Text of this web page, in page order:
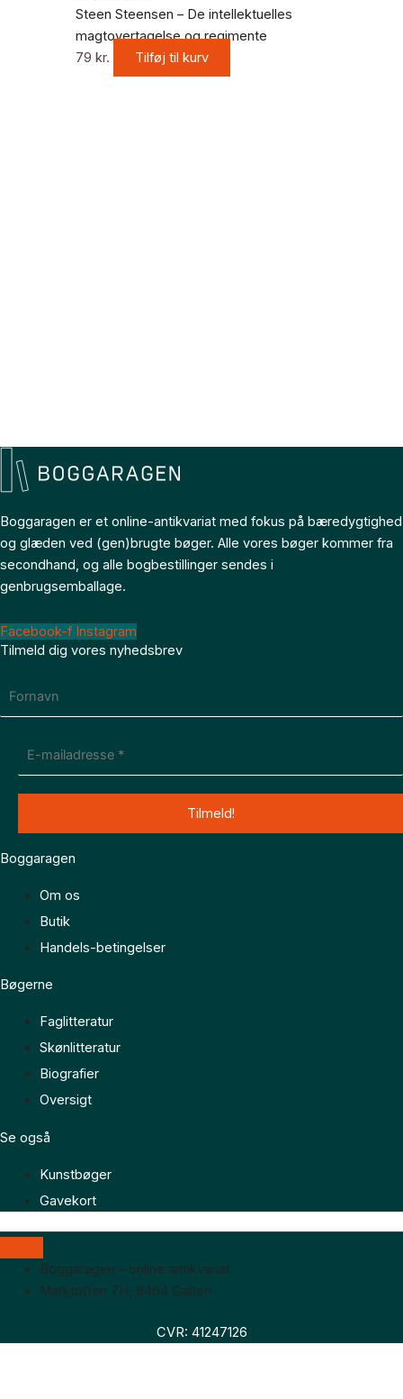
Steen Steensen – De intellektuelles
magtovertagelse og regimente
79 kr. Tilføj til kurv
Boggaragen er et online-antikvariat med fokus på bæredygtighed
og glæden ved (gen)brugte bøger. Alle vores bøger kommer fra
secondhand, og alle bogbestillinger sendes i
genbrugsemballage.
Facebook-f Instagram
Tilmeld dig vores nyhedsbrev
Boggaragen
Om os
Butik
Handels-betingelser
Bøgerne
Faglitteratur
Skønlitteratur
Biografier
Oversigt
Se også
Kunstbøger
Gavekort
Boggaragen – online antikvariat
Marktoften 7H, 8464 Galten
CVR: 41247126